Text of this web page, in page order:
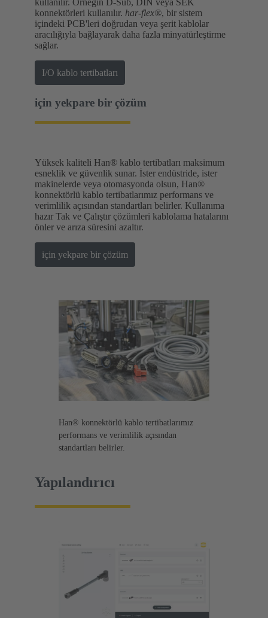
konnektörleri kullanılır. har-flex®, bir sistem
içindeki PCB'leri doğrudan veya şerit kablolar
aracılığıyla bağlayarak daha fazla minyatürleştirme
sağlar.
I/O kablo tertibatları
için yekpare bir çözüm
Yüksek kaliteli Han® kablo tertibatları maksimum
esneklik ve güvenlik sunar. İster endüstride, ister
makinelerde veya otomasyonda olsun, Han®
konnektörlü kablo tertibatlarımız performans ve
verimlilik açısından standartları belirler. Kullanıma
hazır Tak ve Çalıştır çözümleri kablolama hatalarını
önler ve arıza süresini azaltır.
için yekpare bir çözüm
Han® konnektörlü kablo tertibatlarımız
performans ve verimlilik açısından
standartları belirler.
Yapılandırıcı